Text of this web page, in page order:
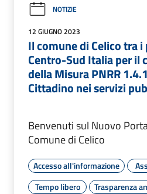
NOTIZIE
12 GIUGNO 2023
Il comune di Celico tra
Centro-Sud Italia per il
della Misura PNRR
Cittadino nei servizi
Benvenuti sul Nuovo
Comune di Celico
Accesso all'informazione
Tempo libero
Trasparenza